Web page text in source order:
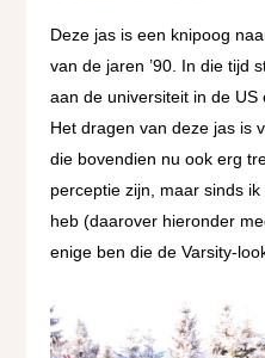
Deze jas is een knipoog
van de jaren ’90. In die tijd
aan de universiteit in de US
Het dragen van deze jas is
die bovendien nu ook erg
perceptie zijn, maar sinds
heb (daarover hieronder
enige ben die de Varsity-